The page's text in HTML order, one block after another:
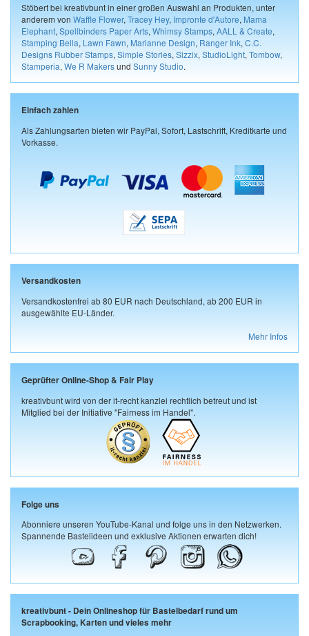
Stöbert bei kreativbunt in einer großen Auswahl an Produkten, unter
anderem von Waffle Flower, Tracey Hey, Impronte d'Autore, Mama
Elephant, Spellbinders Paper Arts, Whimsy Stamps, AALL & Create,
Stamping Bella, Lawn Fawn, Marianne Design, Ranger Ink, C.C.
Designs Rubber Stamps, Simple Stories, Sizzix, StudioLight, Tombow,
Stamperia, We R Makersund Sunny Studio.
Einfach zahlen
Als Zahlungsarten bieten wir PayPal, Sofort, Lastschrift, Kreditkarte und
Vorkasse.
Versandkosten
Versandkostenfrei ab 80 EUR nach Deutschland, ab 200 EUR in
ausgewählte EU-Länder.
Mehr Infos
Geprüfter Online-Shop & Fair Play
kreativbunt wird von der it-recht kanzlei rechtlich betreut und ist
Mitglied bei der Initiative "Fairness im Handel".
Folge uns
Abonniere unseren YouTube-Kanal und folge uns in den Netzwerken.
Spannende Bastelideen und exklusive Aktionen erwarten dich!
kreativbunt - Dein Onlineshop für Bastelbedarf rund um
Scrapbooking, Karten und vieles mehr